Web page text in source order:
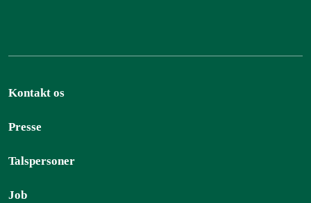
Kontakt os
Presse
Talspersoner
Job